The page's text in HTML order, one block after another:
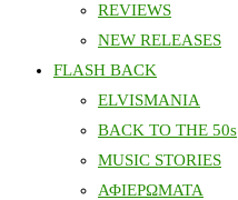
REVIEWS
NEW RELEASES
FLASH BACK
ELVISMANIA
BACK TO THE 50s
MUSIC STORIES
ΑΦΙΕΡΩΜΑΤΑ